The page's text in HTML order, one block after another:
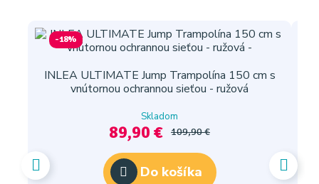
-18%
INLEA ULTIMATE Jump Trampolína 150 cm s
vnútornou ochrannou sieťou - ružová
Skladom
89,90 € 109,90 €
Do košíka